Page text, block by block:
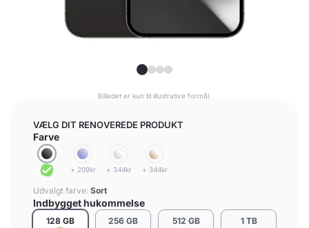
Billedet er kun til illustrative formål.
VÆLG DIT RENOVEREDE PRODUKT
Farve
+ 209kr + 344kr + 344kr
Udvalgt farve: Sort
Indbygget hukommelse
128 GB 256 GB 512 GB 1 TB